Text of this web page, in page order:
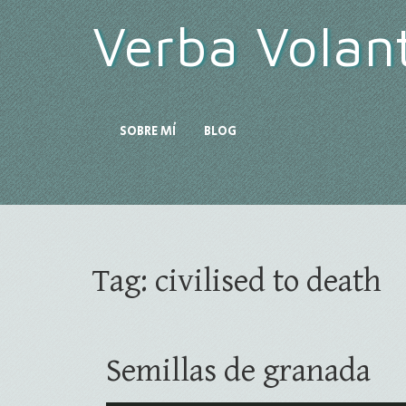
Verba
SOBRE MÍ BLOG
Tag: civilised to death
Semillas de granada